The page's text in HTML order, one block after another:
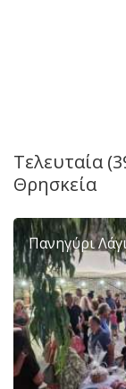
Τελευταία
Θρησκεία
Πανηγύρι